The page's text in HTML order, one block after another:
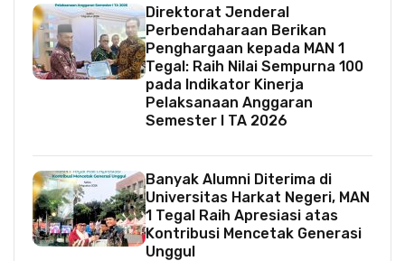
Direktorat Jenderal
Perbendaharaan Berikan
Penghargaan kepada MAN 1
Tegal: Raih Nilai Sempurna 100
pada Indikator Kinerja
Pelaksanaan Anggaran
Semester I TA 2026
Banyak Alumni Diterima di
Universitas Harkat Negeri, MAN
1 Tegal Raih Apresiasi atas
Kontribusi Mencetak Generasi
Unggul